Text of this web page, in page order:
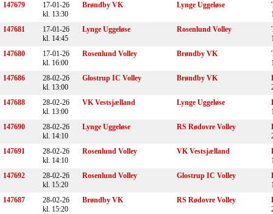
147679
17-01-26
kl. 13:30
Brøndby VK Lynge Uggeløse
147681
17-01-26
kl. 14:45
Lynge Uggeløse Rosenlund Volley
147680
17-01-26
kl. 16:00
Rosenlund Volley Brøndby VK
147686
28-02-26
kl. 13:00
Glostrup IC Volley Brøndby VK
147688
28-02-26
kl. 13:00
VK Vestsjælland Lynge Uggeløse
147690
28-02-26
kl. 14:10
Lynge Uggeløse RS Rødovre Volley
147691
28-02-26
kl. 14:10
Rosenlund Volley VK Vestsjælland
147692
28-02-26
kl. 15:20
Rosenlund Volley Glostrup IC Volley
147687
28-02-26
kl. 15:20
Brøndby VK RS Rødovre Volley